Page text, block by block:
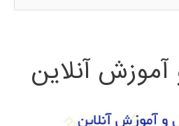
آنلاین